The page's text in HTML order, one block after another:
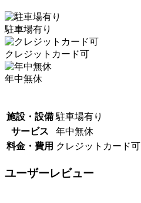
駐車場有り
クレジットカード可
年中無休
施設・設備 駐車場有り
サービス
年中無休
料金・費用 クレジットカード可
ユーザーレビュー